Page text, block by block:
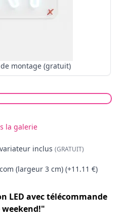
Pas de trous de montage (gratuit)
la galerie
inclus (GRATUIT)
(largeur 3 cm) (+11.11 €)
LED avec télécommande